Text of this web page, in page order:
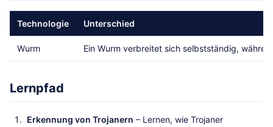
Technologie Unterschied
Wurm Ein Wurm verbreitet sich selbstständig,
Lernpfad
Erkennung von Trojanern – Lernen, wie Trojaner